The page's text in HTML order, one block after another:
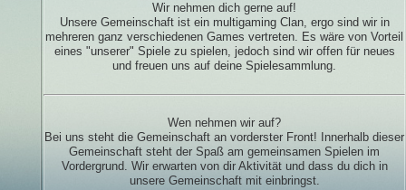
Wir nehmen dich gerne auf!
Unsere Gemeinschaft ist ein multigaming Clan, ergo sind wir in
mehreren ganz verschiedenen Games vertreten. Es wäre von Vorteil
eines "unserer" Spiele zu spielen, jedoch sind wir offen für neues
und freuen uns auf deine Spielesammlung.
Wen nehmen wir auf?
Bei uns steht die Gemeinschaft an vorderster Front! Innerhalb dieser
Gemeinschaft steht der Spaß am gemeinsamen Spielen im
Vordergrund. Wir erwarten von dir Aktivität und dass du dich in
unsere Gemeinschaft mit einbringst.